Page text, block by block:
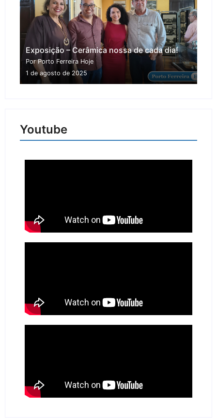
Exposição – Cerâmica nossa de cada dia!
Por Porto Ferreira Hoje
1 de agosto de 2025
Youtube